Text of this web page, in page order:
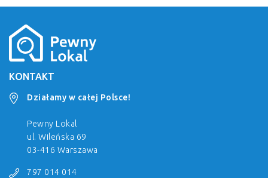
KONTAKT
Działamy w całej Polsce!
Pewny Lokal
ul. Wileńska 69
03-416 Warszawa
797 014 014